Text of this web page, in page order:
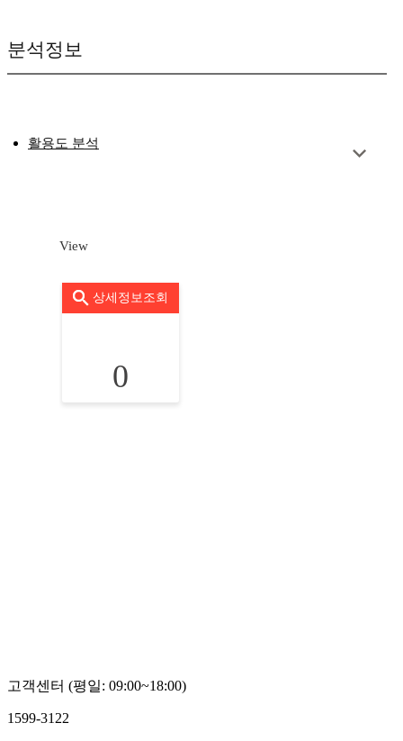
분석정보
활용도 분석
View
상세정보조회
0
고객센터 (평일: 09:00~18:00)
1599-3122